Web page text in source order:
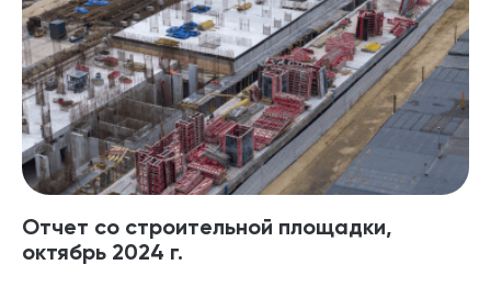
Отчет со строительной площадки,
октябрь 2024 г.